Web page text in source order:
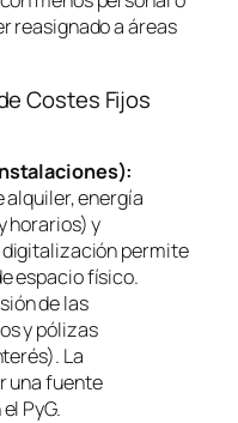
reasignado a áreas
Costes Fijos
alquiler, energía
horarios) y
permite
espacio físico.
de las
y pólizas
La
una fuente
PyG.